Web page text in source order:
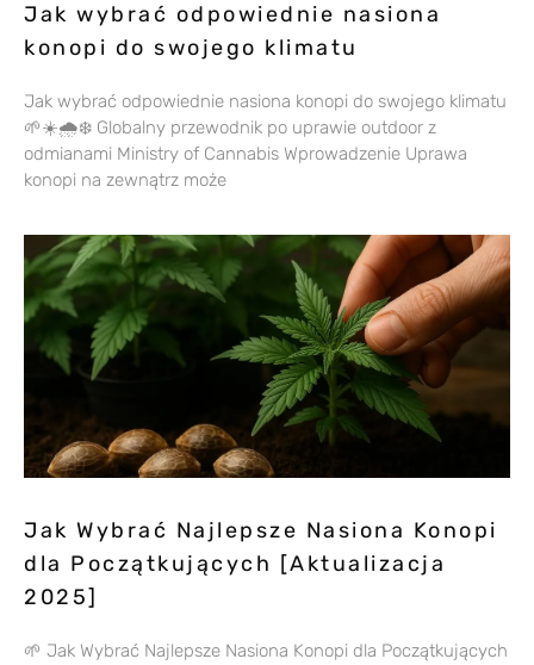
Jak wybrać odpowiednie nasiona
konopi do swojego klimatu
Jak wybrać odpowiednie nasiona konopi do swojego klimatu
🌱☀️🌧️❄️ Globalny przewodnik po uprawie outdoor z
odmianami Ministry of Cannabis Wprowadzenie Uprawa
konopi na zewnątrz może
Jak Wybrać Najlepsze Nasiona Konopi
dla Początkujących [Aktualizacja
2025]
🌱 Jak Wybrać Najlepsze Nasiona Konopi dla Początkujących